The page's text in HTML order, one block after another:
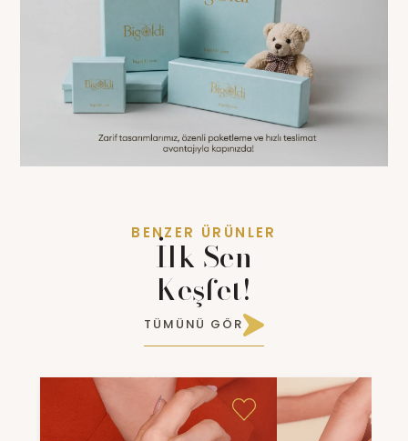
BENZER ÜRÜNLER
İlk Sen
Keşfet!
TÜMÜNÜ GÖR